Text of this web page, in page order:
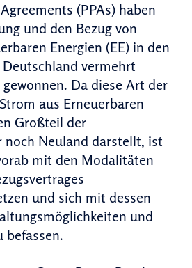
(PPAs) haben
und den Bezug von
Energien (EE) in den
vermehrt
Da diese Art der
aus Erneuerbaren
Großteil der
Neuland darstellt, ist
mit den Modalitäten
und sich mit dessen
und
befassen.